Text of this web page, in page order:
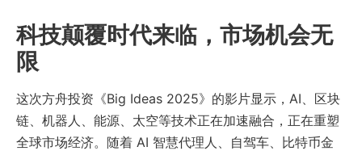
科技颠覆时代来临，市场机会无
限
这次方舟投资《Big Ideas 2025》的影片显示，AI、区块
链、机器人、能源、太空等技术正在加速融合，正在重塑
全球市场经济。随着 AI 智慧代理人、自驾车、比特币金